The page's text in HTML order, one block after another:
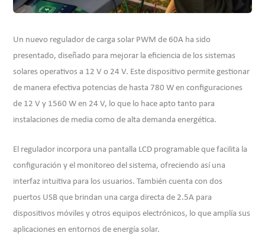
Un nuevo regulador de carga solar PWM de 60A ha sido
presentado, diseñado para mejorar la eficiencia de los sistemas
solares operativos a 12 V o 24 V. Este dispositivo permite gestionar
de manera efectiva potencias de hasta 780 W en configuraciones
de 12 V y 1560 W en 24 V, lo que lo hace apto tanto para
instalaciones de media como de alta demanda energética.
El regulador incorpora una pantalla LCD programable que facilita la
configuración y el monitoreo del sistema, ofreciendo así una
interfaz intuitiva para los usuarios. También cuenta con dos
puertos USB que brindan una carga directa de 2.5A para
dispositivos móviles y otros equipos electrónicos, lo que amplía sus
aplicaciones en entornos de energía solar.